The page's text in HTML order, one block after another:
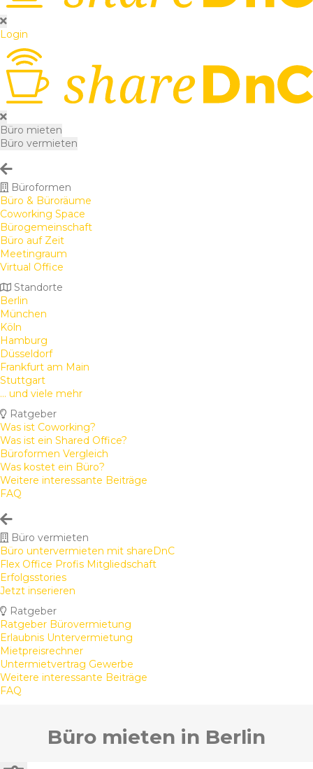
Login
Büro mieten
Büro vermieten
Büroformen
Büro & Büroräume
Coworking Space
Bürogemeinschaft
Büro auf Zeit
Meetingraum
Virtual Office
Standorte
Berlin
München
Köln
Hamburg
Düsseldorf
Frankfurt am Main
Stuttgart
... und viele mehr
Ratgeber
Was ist Coworking?
Was ist ein Shared Office?
Büroformen Vergleich
Was kostet ein Büro?
Weitere interessante Beiträge
FAQ
Büro vermieten
Büro untervermieten mit shareDnC
Flex Office Profis Mitgliedschaft
Erfolgsstories
Jetzt inserieren
Ratgeber
Ratgeber Bürovermietung
Erlaubnis Untervermietung
Mietpreisrechner
Untermietvertrag Gewerbe
Weitere interessante Beiträge
FAQ
Büro mieten in Berlin